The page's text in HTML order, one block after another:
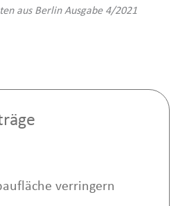
aus Berlin Ausgabe 4/2021
verringern